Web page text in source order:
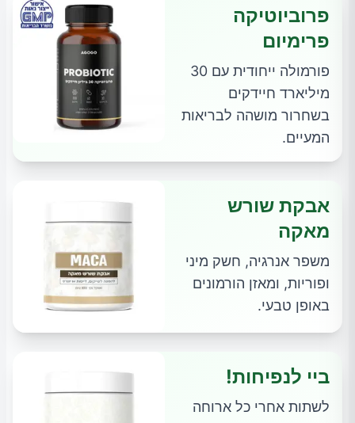
פרוביוטיקה
פרימיום
פורמולה ייחודית עם 30
מיליארד חיידקים
בשחרור מושהה לבריאות
המעיים.
אבקת שורש
מאקה
משפר אנרגיה, חשק מיני
ופוריות, ומאזן הורמונים
באופן טבעי.
ביי לנפיחות!
לשתות אחרי כל ארוחה